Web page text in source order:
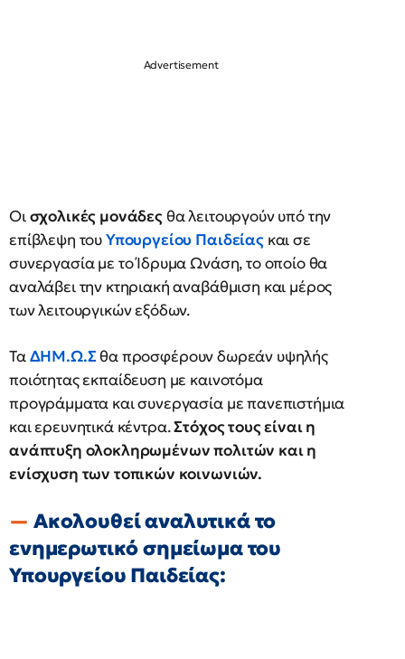
Οισχολικές μονάδεςθα λειτουργούν υπό την
επίβλεψη τουΥπουργείου Παιδείαςκαι σε
συνεργασία με το Ίδρυμα Ωνάση, το οποίο θα
αναλάβει την κτηριακή αναβάθμιση και μέρος
των λειτουργικών εξόδων.
ΤαΔΗΜ.Ω.Σθα προσφέρουν δωρεάν υψηλής
ποιότητας εκπαίδευση με καινοτόμα
προγράμματα και συνεργασία με πανεπιστήμια
και ερευνητικά κέντρα.Στόχος τους είναι η
ανάπτυξη ολοκληρωμένων πολιτών και η
ενίσχυση των τοπικών κοινωνιών.
Ακολουθεί αναλυτικά το
ενημερωτικό σημείωμα του
Υπουργείου Παιδείας: